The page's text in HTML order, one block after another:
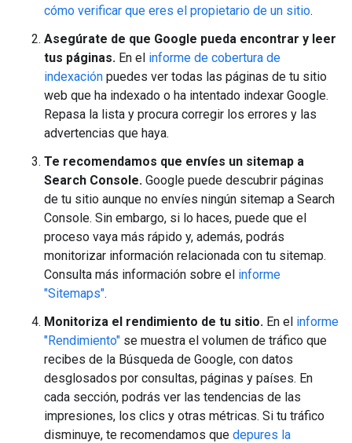
cómo verificar que eres el propietario de un sitio.
Asegúrate de que Google pueda encontrar y leer
tus páginas. En el informe de cobertura de
indexación puedes ver todas las páginas de tu sitio
web que ha indexado o ha intentado indexar Google.
Repasa la lista y procura corregir los errores y las
advertencias que haya.
Te recomendamos que envíes un sitemap a
Search Console. Google puede descubrir páginas
de tu sitio aunque no envíes ningún sitemap a Search
Console. Sin embargo, si lo haces, puede que el
proceso vaya más rápido y, además, podrás
monitorizar información relacionada con tu sitemap.
Consulta más información sobre el informe
"Sitemaps".
Monitoriza el rendimiento de tu sitio. En el informe
"Rendimiento" se muestra el volumen de tráfico que
recibes de la Búsqueda de Google, con datos
desglosados por consultas, páginas y países. En
cada sección, podrás ver las tendencias de las
impresiones, los clics y otras métricas. Si tu tráfico
disminuye, te recomendamos que depures la